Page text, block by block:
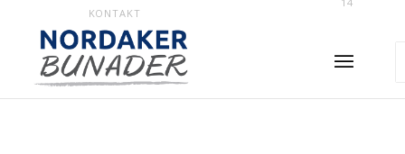
KONTAKT